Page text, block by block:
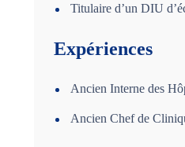
Titulaire d’un DIU
Expériences
Ancien Interne des
Ancien Chef de